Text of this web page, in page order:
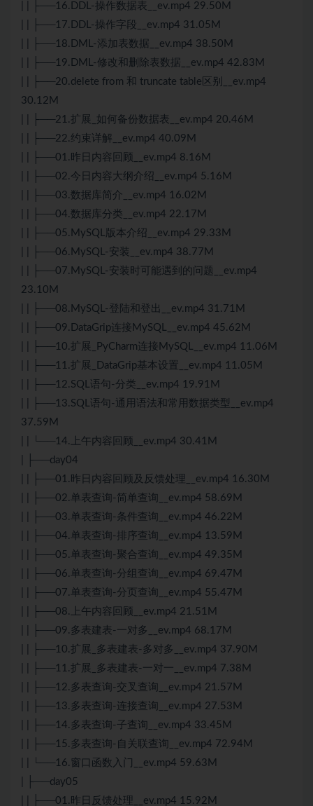
| | ├──16.DDL-操作数据表__ev.mp4 29.50M
| | ├──17.DDL-操作字段__ev.mp4 31.05M
| | ├──18.DML-添加表数据__ev.mp4 38.50M
| | ├──19.DML-修改和删除表数据__ev.mp4 42.83M
| | ├──20.delete from 和 truncate table区别__ev.mp4
30.12M
| | ├──21.扩展_如何备份数据表__ev.mp4 20.46M
| | ├──22.约束详解__ev.mp4 40.09M
| | ├──01.昨日内容回顾__ev.mp4 8.16M
| | ├──02.今日内容大纲介绍__ev.mp4 5.16M
| | ├──03.数据库简介__ev.mp4 16.02M
| | ├──04.数据库分类__ev.mp4 22.17M
| | ├──05.MySQL版本介绍__ev.mp4 29.33M
| | ├──06.MySQL-安装__ev.mp4 38.77M
| | ├──07.MySQL-安装时可能遇到的问题__ev.mp4
23.10M
| | ├──08.MySQL-登陆和登出__ev.mp4 31.71M
| | ├──09.DataGrip连接MySQL__ev.mp4 45.62M
| | ├──10.扩展_PyCharm连接MySQL__ev.mp4 11.06M
| | ├──11.扩展_DataGrip基本设置__ev.mp4 11.05M
| | ├──12.SQL语句-分类__ev.mp4 19.91M
| | ├──13.SQL语句-通用语法和常用数据类型__ev.mp4
37.59M
| | └──14.上午内容回顾__ev.mp4 30.41M
| ├──day04
| | ├──01.昨日内容回顾及反馈处理__ev.mp4 16.30M
| | ├──02.单表查询-简单查询__ev.mp4 58.69M
| | ├──03.单表查询-条件查询__ev.mp4 46.22M
| | ├──04.单表查询-排序查询__ev.mp4 13.59M
| | ├──05.单表查询-聚合查询__ev.mp4 49.35M
| | ├──06.单表查询-分组查询__ev.mp4 69.47M
| | ├──07.单表查询-分页查询__ev.mp4 55.47M
| | ├──08.上午内容回顾__ev.mp4 21.51M
| | ├──09.多表建表-一对多__ev.mp4 68.17M
| | ├──10.扩展_多表建表-多对多__ev.mp4 37.90M
| | ├──11.扩展_多表建表-一对一__ev.mp4 7.38M
| | ├──12.多表查询-交叉查询__ev.mp4 21.57M
| | ├──13.多表查询-连接查询__ev.mp4 27.53M
| | ├──14.多表查询-子查询__ev.mp4 33.45M
| | ├──15.多表查询-自关联查询__ev.mp4 72.94M
| | └──16.窗口函数入门__ev.mp4 59.63M
| ├──day05
| | ├──01.昨日反馈处理__ev.mp4 15.92M